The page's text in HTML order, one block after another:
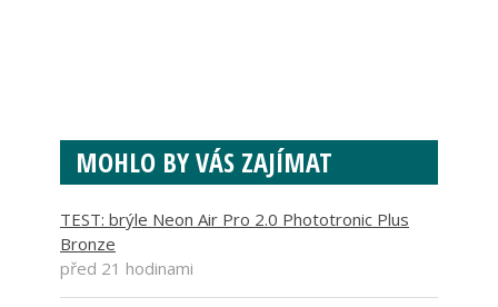
MOHLO BY VÁS ZAJÍMAT
TEST: brýle Neon Air Pro 2.0 Phototronic Plus
Bronze
před 21 hodinami